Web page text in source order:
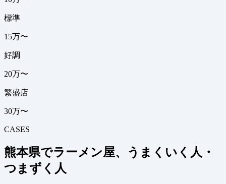
標準
15万〜
好調
20万〜
繁盛店
30万〜
CASES
熊本県でラーメン屋、うまくいく人・
つまずく人